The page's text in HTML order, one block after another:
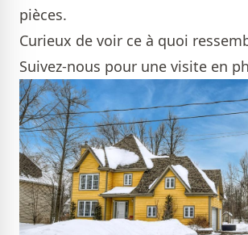
pièces.
Curieux de voir ce à quoi
Suivez-nous pour une visite en